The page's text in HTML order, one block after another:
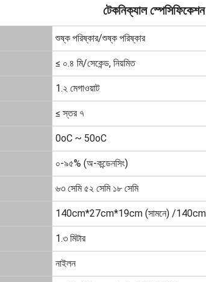
টেকনিক্যাল স্পেসিফিকেশন
শুষ্ক পরিষ্কার/শুষ্ক পরিষ্কার
≤ ০.৪ মি/সেকেন্ড, নিয়মিত
1.২ মেগাওয়াট
≤ স্তর ৭
0oC ~ 50oC
০-৯৫% (অ-কন্ডেনসিং)
৬৩ সেমি ৫২ সেমি ১৮ সেমি
140cm*27cm*19cm (সামনে) /
1.৩ মিটার
নাইলন